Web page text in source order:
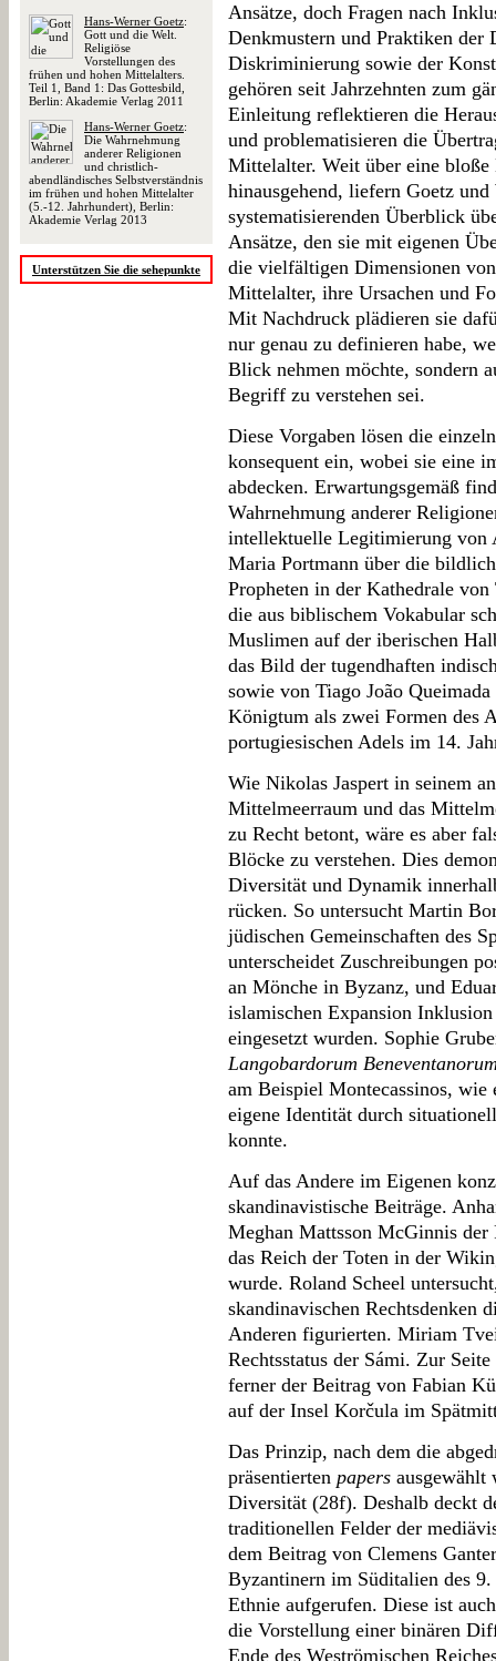
Hans-Werner Goetz:
Gott und die Welt.
Religiöse
Vorstellungen des
frühen und hohen Mittelalters.
Teil 1, Band 1: Das Gottesbild,
Berlin: Akademie Verlag 2011
Hans-Werner Goetz:
Die Wahrnehmung
anderer Religionen
und christlich-
abendländisches Selbstverständnis
im frühen und hohen Mittelalter
(5.-12. Jahrhundert), Berlin:
Akademie Verlag 2013
Unterstützen Sie die sehepunkte
Ansätze, doch Fragen nach
Denkmustern und Praktiken
Diskriminierung sowie der
gehören seit Jahrzehnten zum
Einleitung reflektieren die
und problematisieren die
Mittelalter. Weit über eine
hinausgehend, liefern Goetz
systematisierenden Überblick
Ansätze, den sie mit eigenen
die vielfältigen Dimensionen
Mittelalter, ihre Ursachen und
Mit Nachdruck plädieren sie
nur genau zu definieren habe,
Blick nehmen möchte, sondern
Begriff zu verstehen sei.
Diese Vorgaben lösen die
konsequent ein, wobei sie eine
abdecken. Erwartungsgemäß
Wahrnehmung anderer
intellektuelle Legitimierung von
Maria Portmann über die
Propheten in der Kathedrale
die aus biblischem Vokabular
Muslimen auf der iberischen
das Bild der tugendhaften
sowie von Tiago João
Königtum als zwei Formen des
portugiesischen Adels im 14.
Wie Nikolas Jaspert in seinem
Mittelmeerraum und das
zu Recht betont, wäre es aber
Blöcke zu verstehen. Dies
Diversität und Dynamik
rücken. So untersucht Martin
jüdischen Gemeinschaften des
unterscheidet Zuschreibungen
an Mönche in Byzanz, und
islamischen Expansion
eingesetzt wurden. Sophie
Langobardorum
am Beispiel Montecassinos,
eigene Identität durch
konnte.
Auf das Andere im Eigenen
skandinavistische Beiträge.
Meghan Mattsson McGinnis
das Reich der Toten in der
wurde. Roland Scheel
skandinavischen Rechtsdenken
Anderen figurierten. Miriam
Rechtsstatus der Sámi. Zur
ferner der Beitrag von Fabian
auf der Insel Korčula im
Das Prinzip, nach dem die
präsentierten papers ausgewählt
Diversität (28f). Deshalb deckt
traditionellen Felder der
dem Beitrag von Clemens
Byzantinern im Süditalien des
Ethnie aufgerufen. Diese ist
die Vorstellung einer binären
Ende des Weströmischen